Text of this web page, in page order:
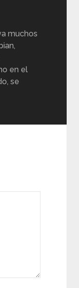
muchos
en el
se